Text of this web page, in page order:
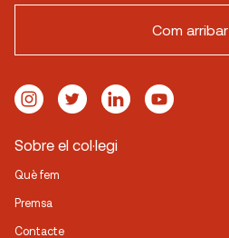
Com arribar
Sobre el col·legi
Què fem
Premsa
Contacte